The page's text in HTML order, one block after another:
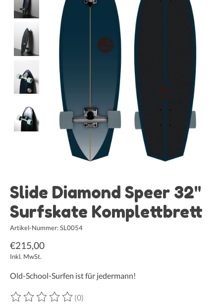
Slide Diamond Speer 32"
Surfskate Komplettbrett
Artikel-Nummer: SL0054
€215,00
Inkl. MwSt.
Old-School-Surfen ist für jedermann!
Die Bewertung dieses Produkts ist
(0)